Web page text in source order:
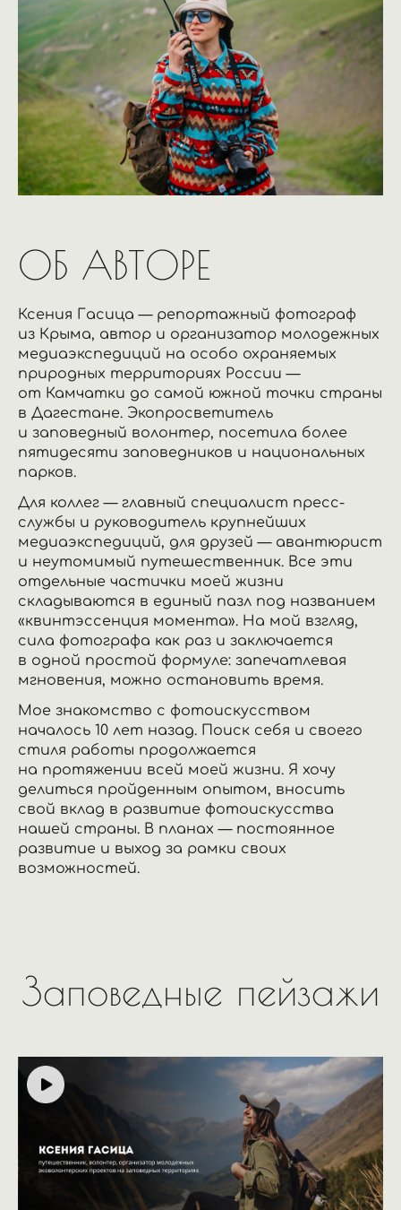
ОБ АВТОРЕ
Ксения Гасица — репортажный фотограф
из Крыма, автор и организатор молодежных
медиаэкспедиций на особо охраняемых
природных территориях России —
от Камчатки до самой южной точки страны
в Дагестане. Экопросветитель
и заповедный волонтер, посетила более
пятидесяти заповедников и национальных
парков.
Для коллег — главный специалист пресс-
службы и руководитель крупнейших
медиаэкспедиций, для друзей — авантюрист
и неутомимый путешественник. Все эти
отдельные частички моей жизни
складываются в единый пазл под названием
«квинтэссенция момента». На мой взгляд,
сила фотографа как раз и заключается
в одной простой формуле: запечатлевая
мгновения, можно остановить время.
Мое знакомство с фотоискусством
началось 10 лет назад. Поиск себя и своего
стиля работы продолжается
на протяжении всей моей жизни. Я хочу
делиться пройденным опытом, вносить
свой вклад в развитие фотоискусства
нашей страны. В планах — постоянное
развитие и выход за рамки своих
возможностей.
Заповедные пейзажи